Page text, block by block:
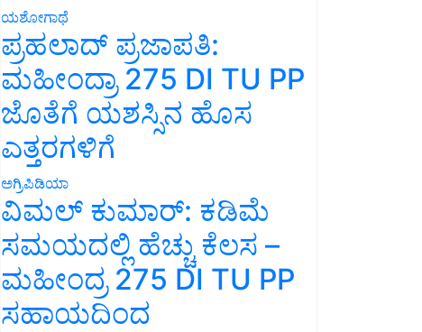
ಯಶೋಗಾಥೆ
ಪ್ರಹಲಾದ್ ಪ್ರಜಾಪತಿ:
ಮಹೀಂದ್ರಾ 275 DI TU PP
ಜೊತೆಗೆ ಯಶಸ್ಸಿನ ಹೊಸ
ಎತ್ತರಗಳಿಗೆ
ಅಗ್ರಿಪಿಡಿಯಾ
ವಿಮಲ್ ಕುಮಾರ್: ಕಡಿಮೆ
ಸಮಯದಲ್ಲಿ ಹೆಚ್ಚು ಕೆಲಸ –
ಮಹೀಂದ್ರ 275 DI TU PP
ಸಹಾಯದಿಂದ